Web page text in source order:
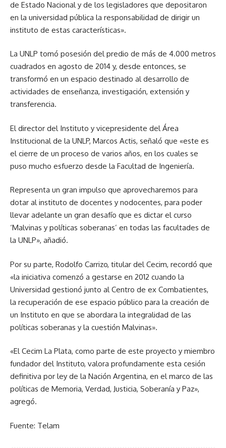
de Estado Nacional y de los legisladores que depositaron
en la universidad pública la responsabilidad de dirigir un
instituto de estas características».
La UNLP tomó posesión del predio de más de 4.000 metros
cuadrados en agosto de 2014 y, desde entonces, se
transformó en un espacio destinado al desarrollo de
actividades de enseñanza, investigación, extensión y
transferencia.
El director del Instituto y vicepresidente del Área
Institucional de la UNLP, Marcos Actis, señaló que «este es
el cierre de un proceso de varios años, en los cuales se
puso mucho esfuerzo desde la Facultad de Ingeniería.
Representa un gran impulso que aprovecharemos para
dotar al instituto de docentes y nodocentes, para poder
llevar adelante un gran desafío que es dictar el curso
‘Malvinas y políticas soberanas’ en todas las facultades de
la UNLP», añadió.
Por su parte, Rodolfo Carrizo, titular del Cecim, recordó que
«la iniciativa comenzó a gestarse en 2012 cuando la
Universidad gestionó junto al Centro de ex Combatientes,
la recuperación de ese espacio público para la creación de
un Instituto en que se abordara la integralidad de las
políticas soberanas y la cuestión Malvinas».
«El Cecim La Plata, como parte de este proyecto y miembro
fundador del Instituto, valora profundamente esta cesión
definitiva por ley de la Nación Argentina, en el marco de las
políticas de Memoria, Verdad, Justicia, Soberanía y Paz»,
agregó.
Fuente: Telam